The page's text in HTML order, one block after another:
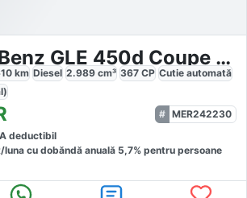
Mercedes-Benz GLE 450d Coupe 4Matic AMG Line Advanced Plus
km Diesel 2.989 cm³ 367 CP Cutie automată
MER242230
deductibil
lunacu dobăndă anuală 5,7% pentru persoane